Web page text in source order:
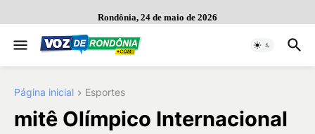
Rondônia, 24 de maio de 2026
Página inicial Esportes
mitê Olímpico Internacional